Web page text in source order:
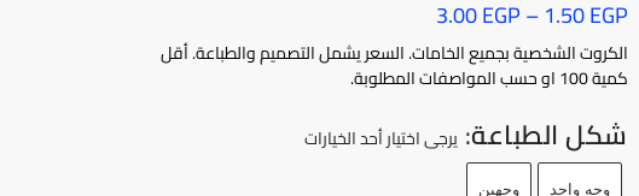
1.50EGP
–
3.00EGP
الكروت الشخصية بجميع الخامات. السعر يشمل التصميم والطباعة. أقل
كمية 100 او حسب المواصفات المطلوبة.
شكل الطباعة: يرجى اختيار أحد الخيارات
وجه واحد وجهين